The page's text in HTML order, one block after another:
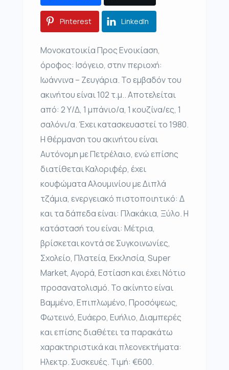
Pinterest LinkedIn
Μονοκατοικία Προς Ενοικίαση,
όροφος: Ισόγειο, στην περιοχή:
Ιωάννινα – Ζευγάρια. Το εμβαδόν του
ακινήτου είναι 102 τ.μ.. Αποτελείται
από: 2 Υ/Δ, 1 μπάνιο/α, 1 κουζίνα/ες, 1
σαλόνι/α. Έχει κατασκευαστεί το 1980.
Η θέρμανση του ακινήτου είναι
Αυτόνομη με Πετρέλαιο, ενώ επίσης
διατίθεται Καλοριφέρ, έχει
κουφώματα Αλουμινίου με Διπλά
τζάμια, ενεργειακό πιστοποιητικό: Δ
και τα δάπεδα είναι: Πλακάκια, Ξύλο. Η
κατάστασή του είναι: Μέτρια,
βρίσκεται κοντά σε Συγκοινωνίες,
Σχολείο, Πλατεία, Εκκλησία, Super
Market, Αγορά, Εστίαση και έχει Νότιο
προσανατολισμό. Το ακίνητο είναι
Βαμμένο, Επιπλωμένο, Προσόψεως,
Φωτεινό, Ευάερο, Ευήλιο, Διαμπερές
και επίσης διαθέτει τα παρακάτω
χαρακτηριστικά και πλεονεκτήματα:
Ηλεκτρ. Συσκευές. Τιμή: €600.